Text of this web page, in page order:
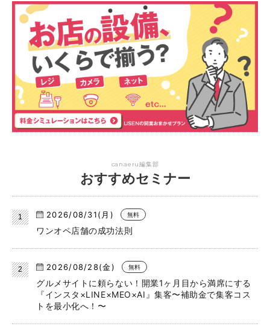
canaeru編集部
おすすめセミナー
2026/08/31(月) 無料
ワンオペ店舗の成功法則
2026/08/28(金) 無料
グルメサイトに頼らない！開業1ヶ月目から満席にする
『インスタ×LINE×MEO×AI』集客〜補助金で集客コス
トを最小化へ！〜